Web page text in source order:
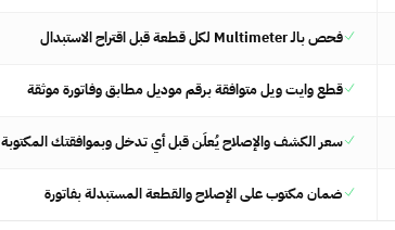
فحص بالـ Multimeter لكل قطعة قبل اقتراح الاستبدال
قطع وايت ويل متوافقة برقم موديل مطابق وفاتورة موثقة
سعر الكشف والإصلاح يُعلَن قبل أي تدخل وبموافقتك المكتوبة
ضمان مكتوب على الإصلاح والقطعة المستبدلة بفاتورة